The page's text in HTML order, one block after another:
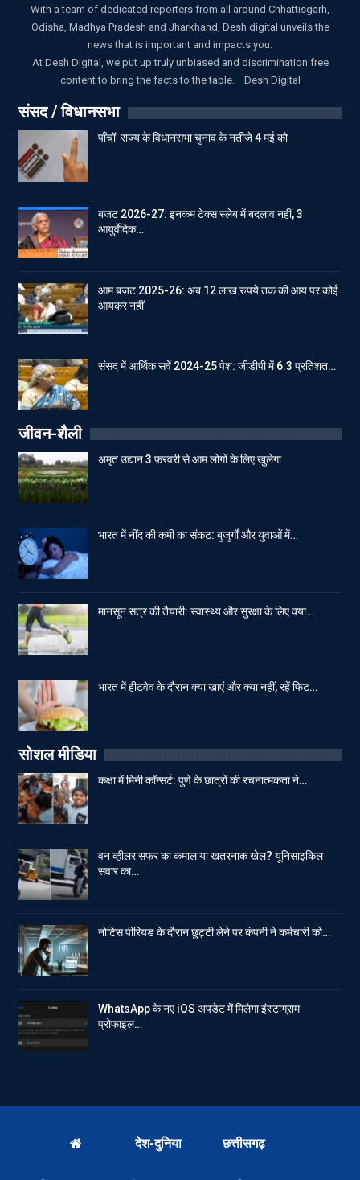
With a team of dedicated reporters from all around Chhattisgarh,
Odisha, Madhya Pradesh and Jharkhand, Desh digital unveils the
news that is important and impacts you.
At Desh Digital, we put up truly unbiased and discrimination free
content to bring the facts to the table. –Desh Digital
संसद / विधानसभा
पाँचों राज्य के विधानसभा चुनाव के नतीजे 4 मई को
बजट 2026-27: इनकम टेक्स स्लेब में बदलाव नहीं, 3
आयुर्वेदिक…
आम बजट 2025-26: अब 12 लाख रुपये तक की आय पर कोई
आयकर नहीं
संसद में आर्थिक सर्वे 2024-25 पेश: जीडीपी में 6.3 प्रतिशत…
जीवन-शैली
अमृत उद्यान 3 फरवरी से आम लोगों के लिए खुलेगा
भारत में नींद की कमी का संकट: बुजुर्गों और युवाओं में…
मानसून सत्र की तैयारी: स्वास्थ्य और सुरक्षा के लिए क्या…
भारत में हीटवेव के दौरान क्या खाएं और क्या नहीं, रहें फिट…
सोशल मीडिया
कक्षा में मिनी कॉन्सर्ट: पुणे के छात्रों की रचनात्मकता ने…
वन व्हीलर सफर का कमाल या खतरनाक खेल? यूनिसाइकिल
सवार का…
नोटिस पीरियड के दौरान छुट्टी लेने पर कंपनी ने कर्मचारी को…
WhatsApp के नए iOS अपडेट में मिलेगा इंस्टाग्राम
प्रोफाइल…
देश-दुनिया छत्तीसगढ़